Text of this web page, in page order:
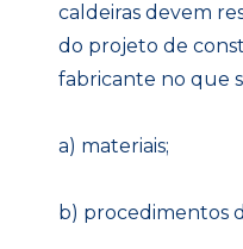
caldeiras devem
do projeto de
fabricante no que
a) materiais;
b) procedimentos